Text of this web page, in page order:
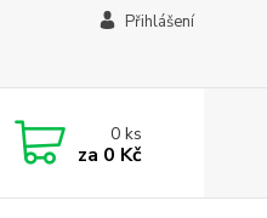
Přihlášení
0ks
za 0 Kč